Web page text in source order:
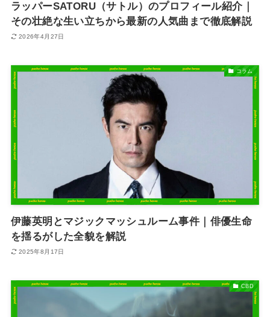
ラッパーSATORU（サトル）のプロフィール紹介｜
その壮絶な生い立ちから最新の人気曲まで徹底解説
2026年4月27日
コラム
伊藤英明とマジックマッシュルーム事件｜俳優生命
を揺るがした全貌を解説
2025年8月17日
CBD